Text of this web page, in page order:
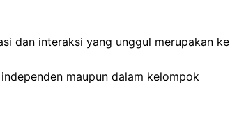
dan interaksi yang unggul merupakan
maupun dalam kelompok